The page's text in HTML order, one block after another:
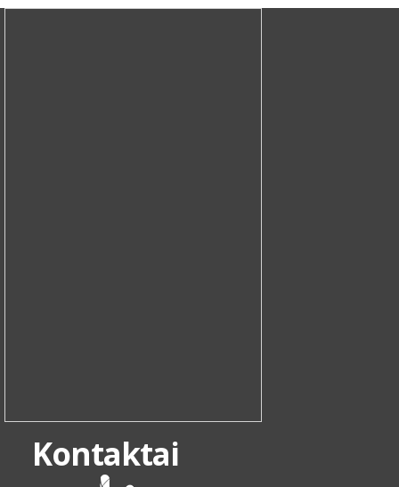
Kontaktai